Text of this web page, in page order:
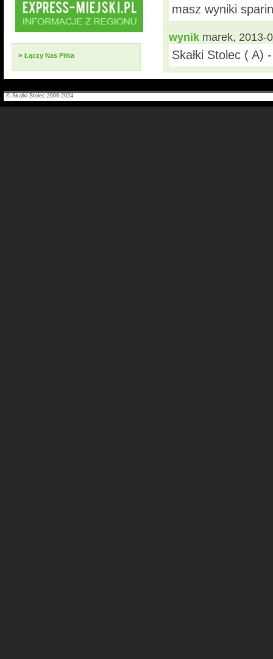
» Łączy Nas Piłka
masz wyniki
wynik marek, 2013-
Skałki Stolec ( A)
© Skałki Stolec 2006-2024